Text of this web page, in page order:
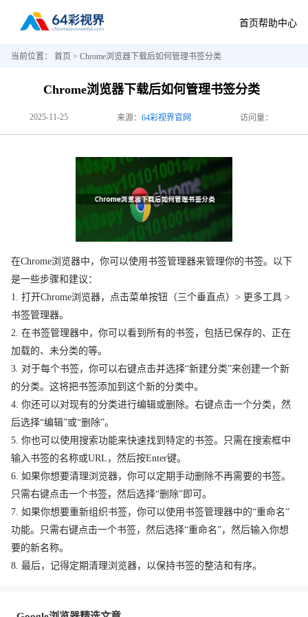
首页帮助中心
当前位置： 首页 > Chrome浏览器下载后如何管理书签分类
Chrome浏览器下载后如何管理书签分类
2025-11-25 来源： 64彩视界官网 访问量：
在Chrome浏览器中，你可以使用书签管理器来管理你的书签。以下
是一些步骤和建议：
1. 打开Chrome浏览器，点击菜单按钮（三个垂直点）> 更多工具 >
书签管理器。
2. 在书签管理器中，你可以看到所有的书签，包括已保存的、正在
加载的、未分类的等。
3. 对于每个书签，你可以右键点击并选择“新建分类”来创建一个新
的分类。这将把书签添加到这个新的分类中。
4. 你还可以对现有的分类进行编辑或删除。右键点击一个分类，然
后选择“编辑”或“删除”。
5. 你也可以使用搜索功能来快速找到特定的书签。只需在搜索框中
输入书签的名称或URL，然后按Enter键。
6. 如果你想要清理浏览器，你可以定期手动删除不再需要的书签。
只需右键点击一个书签，然后选择“删除”即可。
7. 如果你想要重新组织书签，你可以使用书签管理器中的“重命名”
功能。只需右键点击一个书签，然后选择“重命名”，然后输入你想
要的新名称。
8. 最后，记得定期清理浏览器，以保持书签的整洁和有序。